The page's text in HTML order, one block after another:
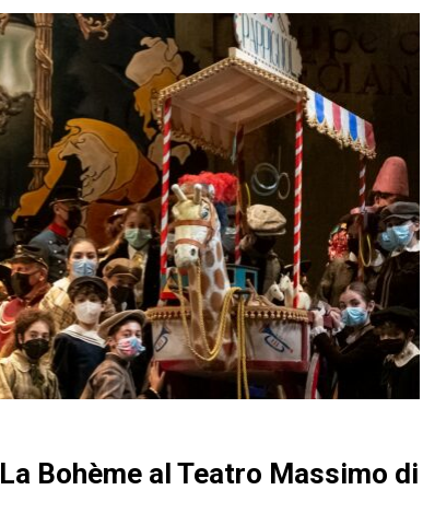
La Bohème al Teatro Massimo